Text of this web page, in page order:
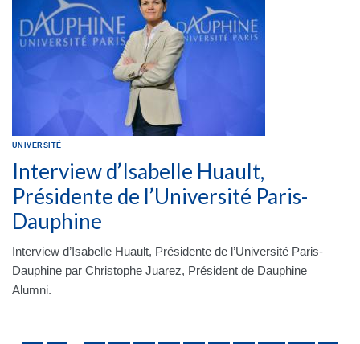
UNIVERSITÉ
Interview d’Isabelle Huault,
Présidente de l’Université Paris-
Dauphine
Interview d’Isabelle Huault, Présidente de l’Université Paris-
Dauphine par Christophe Juarez, Président de Dauphine
Alumni.